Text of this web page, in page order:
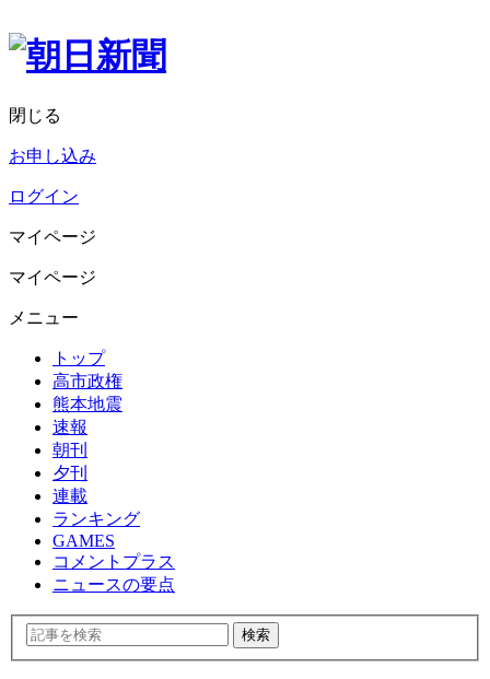
閉じる
お申し込み
ログイン
マイページ
マイページ
メニュー
トップ
高市政権
熊本地震
速報
朝刊
夕刊
連載
ランキング
GAMES
コメントプラス
ニュースの要点